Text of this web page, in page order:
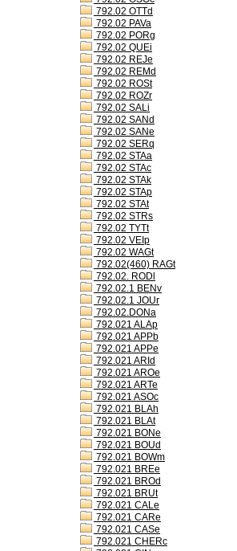
792.02 OTTd
792.02 PAVa
792.02 PORg
792.02 QUEi
792.02 REJe
792.02 REMd
792.02 ROSt
792.02 ROZr
792.02 SALi
792.02 SANd
792.02 SANe
792.02 SERq
792.02 STAa
792.02 STAc
792.02 STAk
792.02 STAp
792.02 STAt
792.02 STRs
792.02 TYTt
792.02 VEIp
792.02 WAGt
792.02(460) RAGt
792.02. RODl
792.02.1 BENv
792.02.1 JOUr
792.02.DONa
792.021 ALAp
792.021 APPb
792.021 APPe
792.021 ARId
792.021 AROe
792.021 ARTe
792.021 ASOc
792.021 BLAh
792.021 BLAt
792.021 BONe
792.021 BOUd
792.021 BOWm
792.021 BREe
792.021 BROd
792.021 BRUt
792.021 CALe
792.021 CARe
792.021 CASe
792.021 CHERc